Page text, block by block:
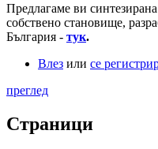
Предлагаме ви
собствено становище,
България - тук.
Влез или се
преглед
Страници